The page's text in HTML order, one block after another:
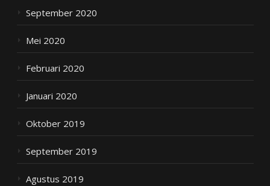
September 2020
Mei 2020
Februari 2020
Januari 2020
Oktober 2019
September 2019
Agustus 2019